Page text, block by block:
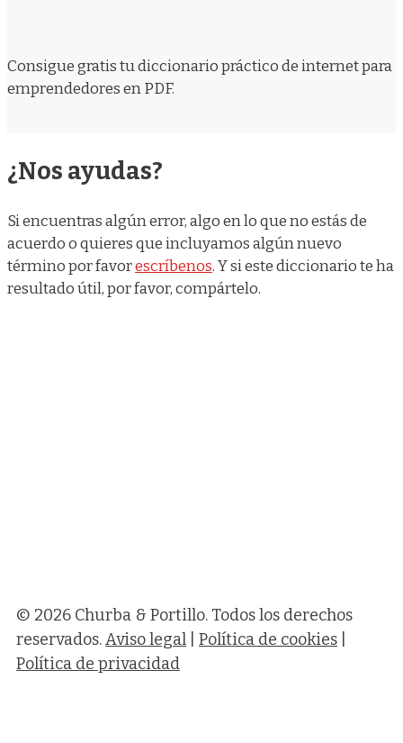
Consigue gratis tu diccionario práctico de internet para
emprendedores en PDF.
¿Nos ayudas?
Si encuentras algún error, algo en lo que no estás de
acuerdo o quieres que incluyamos algún nuevo
término por favorescríbenos. Y si este diccionario te ha
resultado útil, por favor, compártelo.
© 2026 Churba & Portillo. Todos los derechos
reservados.Aviso legal Política de cookies
Política de privacidad